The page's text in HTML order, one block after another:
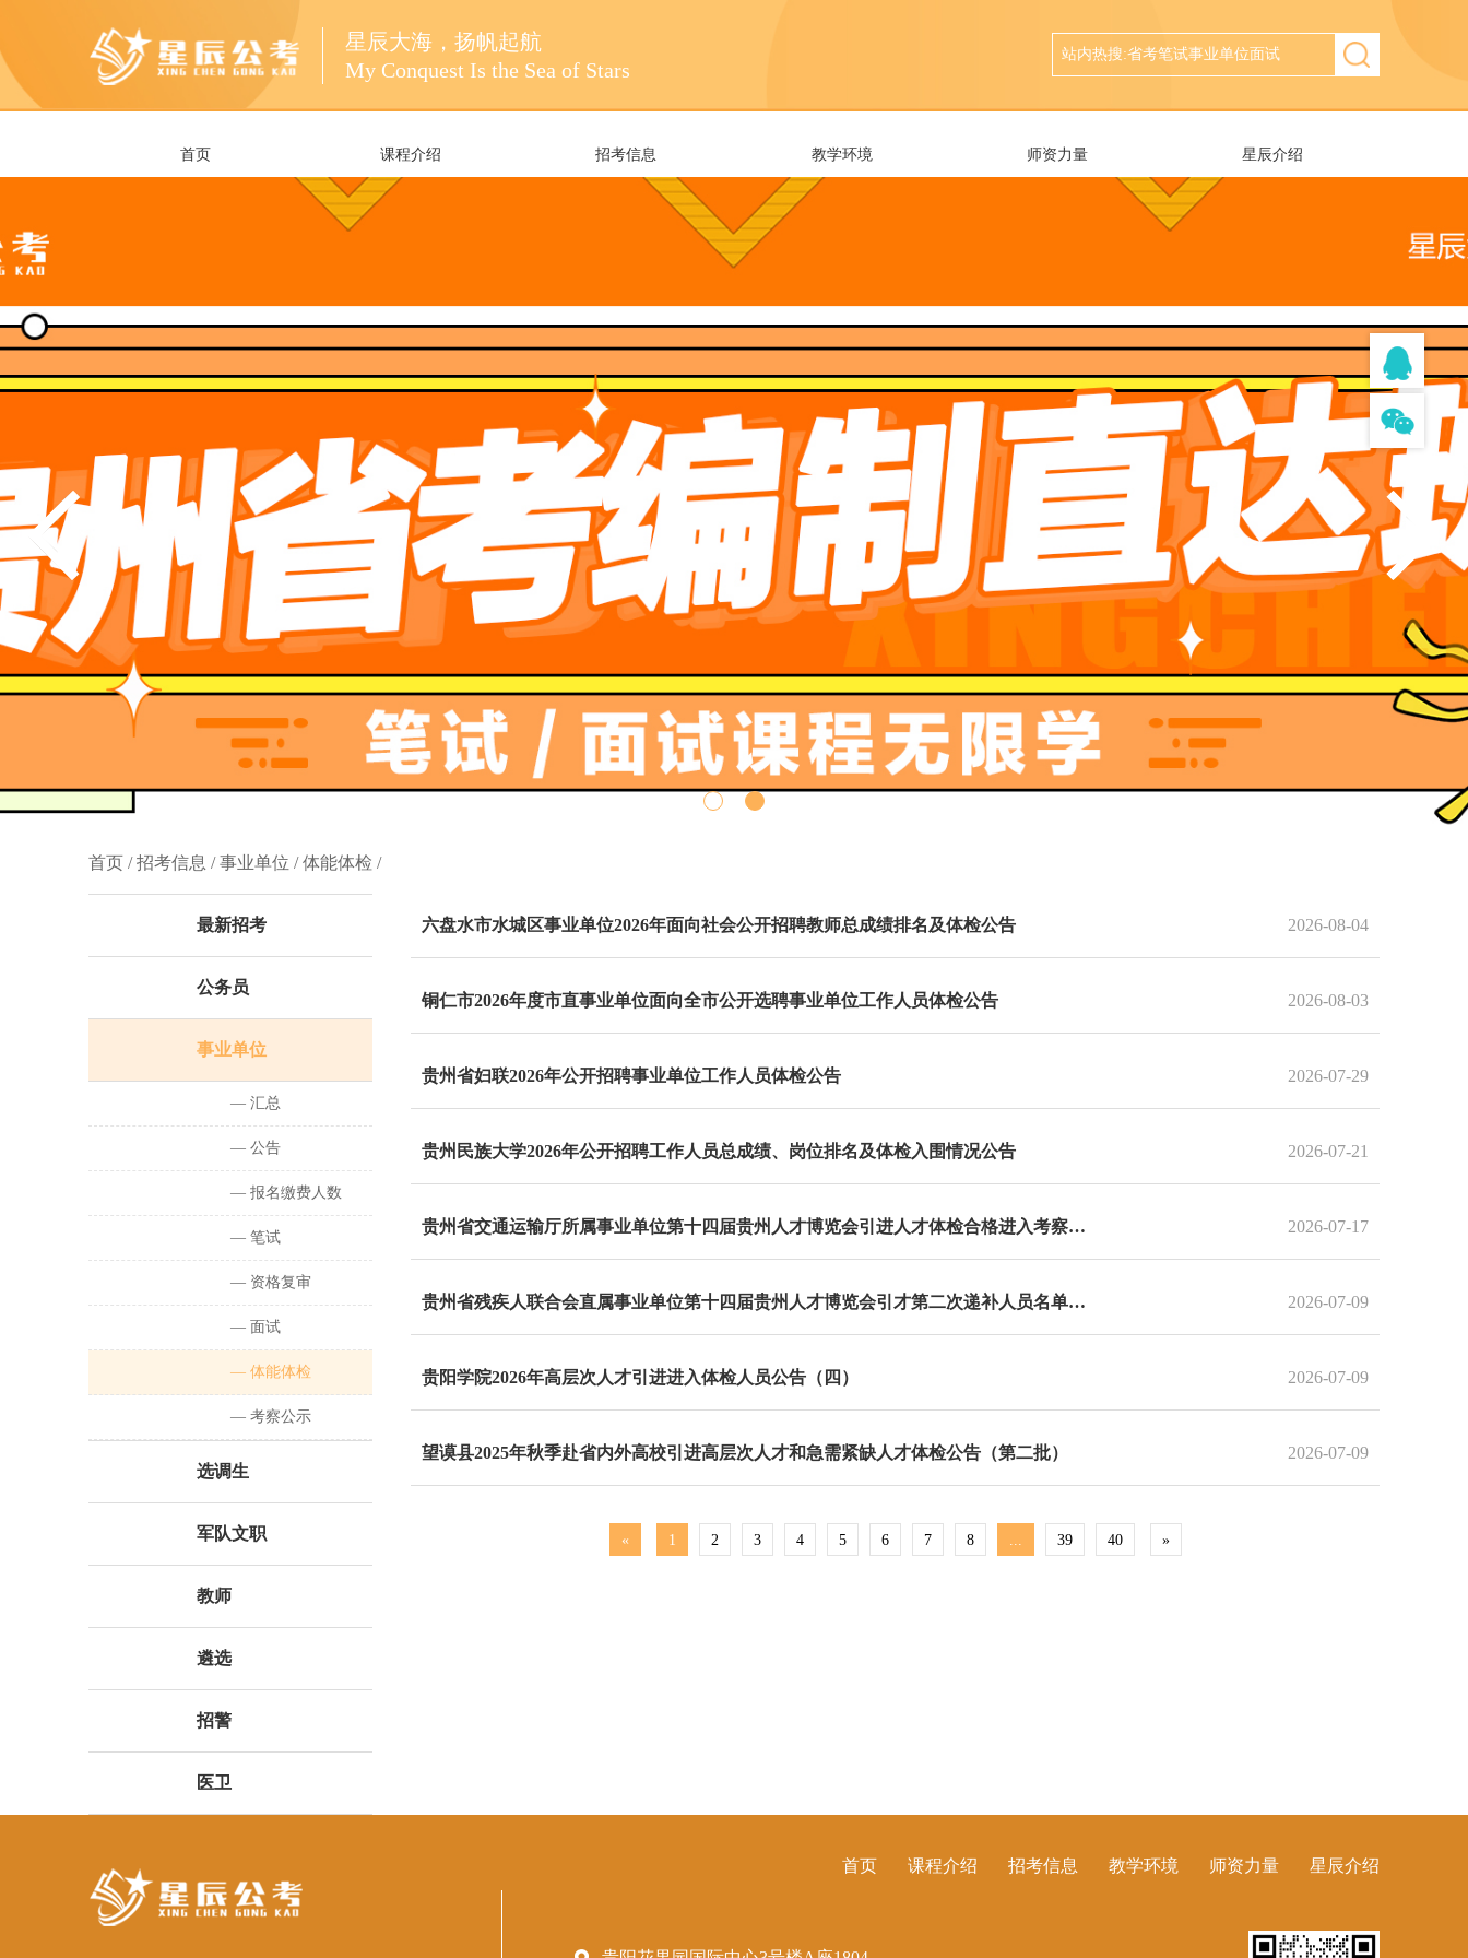
星辰大海，扬帆起航
My Conquest Is the Sea of Stars
首页 课程介绍 招考信息 教学环境 师资力量 星辰介绍
首页 / 招考信息 / 事业单位 / 体能体检 /
最新招考
公务员
事业单位
— 汇总
— 公告
— 报名缴费人数
— 笔试
— 资格复审
— 面试
— 体能体检
— 考察公示
选调生
军队文职
教师
遴选
招警
医卫
六盘水市水城区事业单位2026年面向社会公开招聘教师总成绩排名及体检公告 2026-08-04
铜仁市2026年度市直事业单位面向全市公开选聘事业单位工作人员体检公告 2026-08-03
贵州省妇联2026年公开招聘事业单位工作人员体检公告 2026-07-29
贵州民族大学2026年公开招聘工作人员总成绩、岗位排名及体检入围情况公告 2026-07-21
贵州省交通运输厅所属事业单位第十四届贵州人才博览会引进人才体检合格进入考察人员（第二批次）公告 2026-07-17
贵州省残疾人联合会直属事业单位第十四届贵州人才博览会引才第二次递补人员名单及体检相关事宜的公告 2026-07-09
贵阳学院2026年高层次人才引进进入体检人员公告（四） 2026-07-09
望谟县2025年秋季赴省内外高校引进高层次人才和急需紧缺人才体检公告（第二批） 2026-07-09
« 1 2 3 4 5 6 7 8 ... 39 40 »
首页 课程介绍 招考信息 教学环境 师资力量 星辰介绍